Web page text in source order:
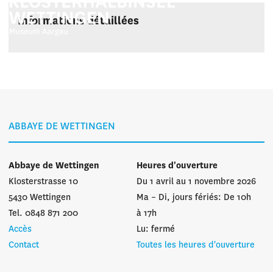
Informations détaillées
ABBAYE DE WETTINGEN
Abbaye de Wettingen
Klosterstrasse 10
5430 Wettingen
Tel. 0848 871 200
Accès
Contact
Heures d'ouverture
Du 1 avril au 1 novembre 2026
Ma – Di, jours fériés: De 10h
à 17h
Lu: fermé
Toutes les heures d'ouverture